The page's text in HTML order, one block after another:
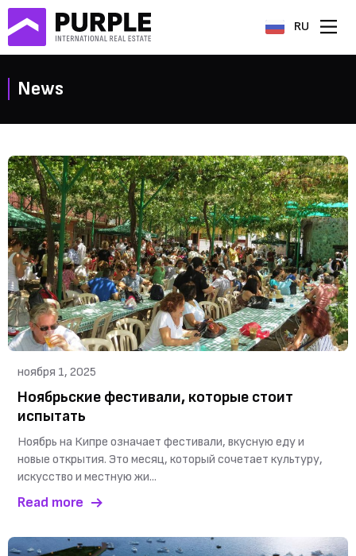
RU
News
ноября 1, 2025
Ноябрьские фестивали, которые стоит
испытать
Ноябрь на Кипре означает фестивали, вкусную еду и
новые открытия. Это месяц, который сочетает культуру,
искусство и местную жи...
Read more